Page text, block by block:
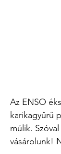
Az ENSO
karikagyűrű
múlik.
vásárolunk!